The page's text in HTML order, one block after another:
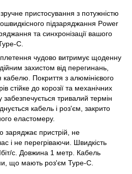
пристосування з потужністю
підзаряджання Power
та синхронізації вашого
C.
чудово витримує щоденну
захистом від перегинань,
Покриття з алюмінієвого
стійке до корозії та механічних
тривалий термін
кабель і роз'єм, закрито
еластомеру.
заряджає пристрій, не
і не перегріваючи. Швидкість
с. Довжина 1 метр. Кабель
що мають роз'єм Type-C.